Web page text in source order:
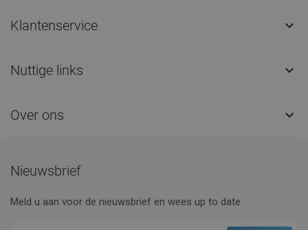
Klantenservice 
Nuttige links 
Over ons 
Nieuwsbrief
Meld u aan voor de nieuwsbrief en wees up to date.